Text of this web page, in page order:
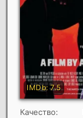
Качество: